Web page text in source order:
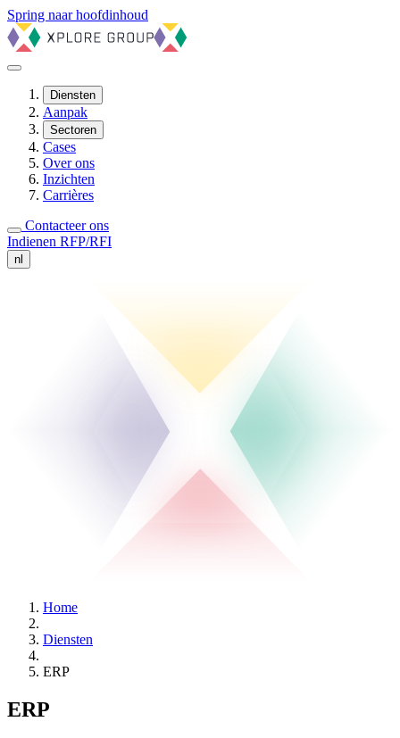
Spring naar hoofdinhoud
Diensten
Aanpak
Sectoren
Cases
Over ons
Inzichten
Carrières
Contacteer ons
Indienen RFP/RFI
nl
Home
Diensten
ERP
ERP